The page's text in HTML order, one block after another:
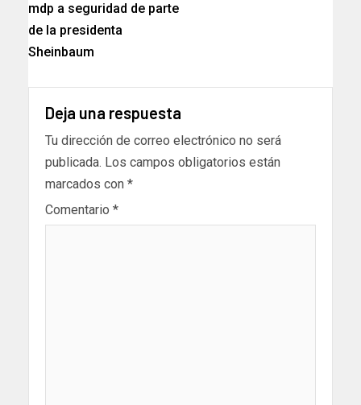
mdp a seguridad de parte
de la presidenta
Sheinbaum
Deja una respuesta
Tu dirección de correo electrónico no será
publicada. Los campos obligatorios están
marcados con *
Comentario *